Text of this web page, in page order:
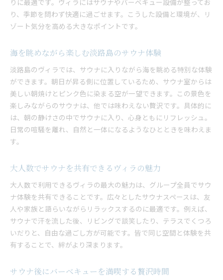
りに最適です。ヴィラにはサウナやバーベキュー設備が整ってお
り、季節を問わず快適に過ごせます。こうした設備と環境が、リ
ゾート気分を高める大きなポイントです。
海を眺めながら楽しむ淡路島のサウナ体験
淡路島のヴィラでは、サウナに入りながら海を眺める特別な体験
ができます。朝日が昇る側に位置しているため、サウナ室からは
美しい朝焼けとピンク色に染まる空が一望できます。この景色を
楽しみながらのサウナは、他では味わえない贅沢です。具体的に
は、朝の静けさの中でサウナに入り、心身ともにリフレッシュ。
日常の喧騒を離れ、自然と一体になるようなひとときを味わえま
す。
大人数でサウナを共有できるヴィラの魅力
大人数で利用できるヴィラの最大の魅力は、グループ全員でサウ
ナ体験を共有できることです。広々としたサウナスペースは、友
人や家族と語らいながらリラックスするのに最適です。例えば、
サウナで汗を流した後、リビングで談笑したり、テラスでくつろ
いだりと、自由な過ごし方が可能です。皆で同じ空間と体験を共
有することで、絆がより深まります。
サウナ後にバーベキューを満喫する贅沢時間